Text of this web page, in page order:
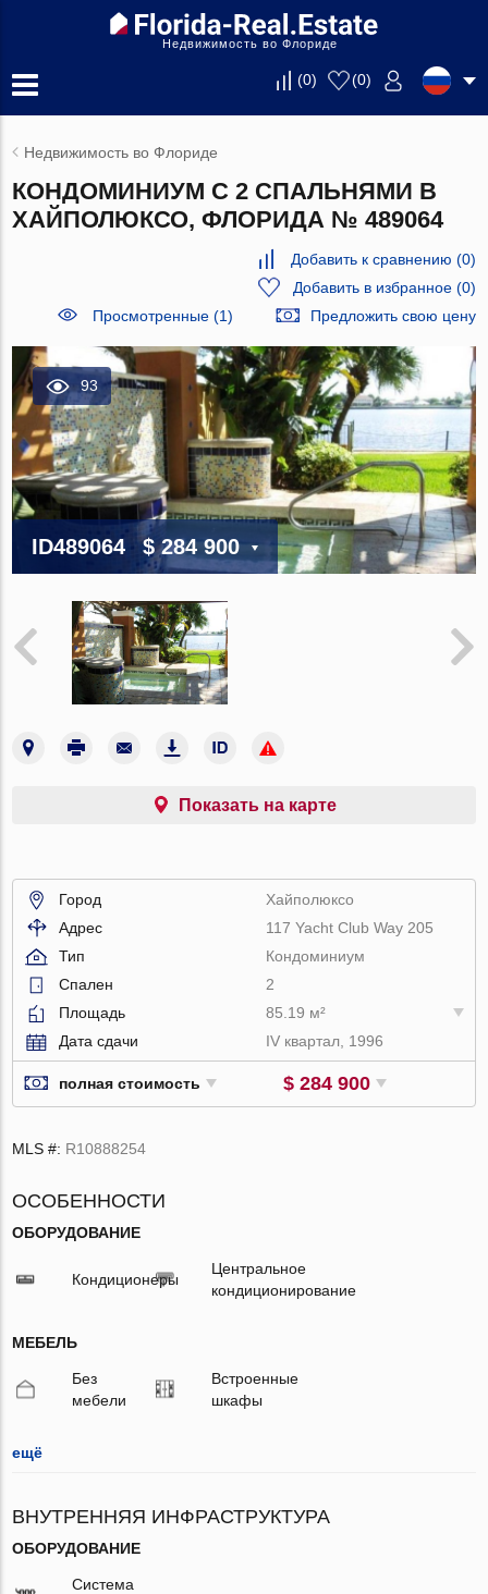
Недвижимость во Флориде
(0) (0)
Недвижимость во Флориде
КОНДОМИНИУМ С 2 СПАЛЬНЯМИ В
ХАЙПОЛЮКСО, ФЛОРИДА № 489064
Добавить к сравнению (0)
Добавить в избранное(0)
Просмотренные (1)
Предложить свою цену
93
ID489064 $ 284 900
Показать на карте
Город
Хайполюксо
Адрес
117 Yacht Club Way 205
Тип
Кондоминиум
Спален
2
Площадь
85.19 м²
Дата сдачи
IV квартал, 1996
полная стоимость $ 284 900
MLS #: R10888254
ОСОБЕННОСТИ
ОБОРУДОВАНИЕ
Кондиционеры
Центральное
кондиционирование
МЕБЕЛЬ
Без
мебели
Встроенные
шкафы
ещё
ВНУТРЕННЯЯ ИНФРАСТРУКТУРА
ОБОРУДОВАНИЕ
Система